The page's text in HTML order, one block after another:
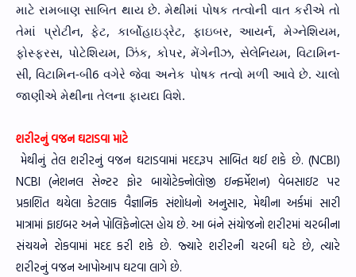
માટે રામબાણ સાબિત થાય છે. મેથીમાં પોષક તત્વોની વાત કરીએ તો
તેમાં પ્રોટીન, ફેટ, કાર્બોહાઇડ્રેટ, ફાઇબર, આયર્ન, મેગ્નેશિયમ,
ફોસ્ફરસ, પોટેશિયમ, ઝિંક, કોપર, મેંગેનીઝ, સેલેનિયમ, વિટામિન-
સી, વિટામિન-બી6 વગેરે જેવા અનેક પોષક તત્વો મળી આવે છે. ચાલો
જાણીએ મેથીના તેલના ફાયદા વિશે.
શરીરનું વજન ઘટાડવા માટે
મેથીનું તેલ શરીરનું વજન ઘટાડવામાં મદદરૂપ સાબિત થઈ શકે છે. (NCBI)
NCBI (નેશનલ સેન્ટર ફોર બાયોટેક્નોલોજી ઇન્ફર્મેશન) વેબસાઇટ પર
પ્રકાશિત થયેલા કેટલાક વૈજ્ઞાનિક સંશોધનો અનુસાર, મેથીના અર્કમાં સારી
માત્રામાં ફાઇબર અને પોલિફેનોલ્સ હોય છે. આ બંને સંયોજનો શરીરમાં ચરબીના
સંચયને રોકવામાં મદદ કરી શકે છે. જ્યારે શરીરની ચરબી ઘટે છે, ત્યારે
શરીરનું વજન આપોઆપ ઘટવા લાગે છે.